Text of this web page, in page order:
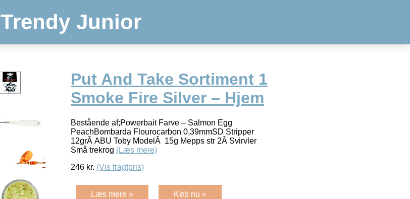
Trendy Junior
Put And Take Sortiment 1
Smoke Fire Silver – Hjem
Bestående af;Powerbait Farve – Salmon Egg
PeachBombarda Flourocarbon 0,39mmSD Stripper
12grÂ ABU Toby ModelÂ 15g Mepps str 2Â Svirvler
Små trekrog (Læs mere)
246 kr. (Vis fragtpris)
Læs mere » Køb nu »